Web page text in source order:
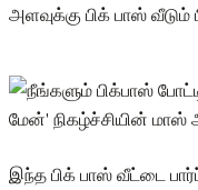
அளவுக்கு பிக் பாஸ் வீடும்
இந்த பிக் பாஸ் வீட்டை